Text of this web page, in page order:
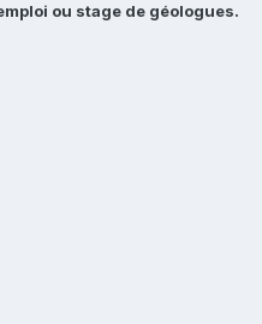
ou stage de géologues.